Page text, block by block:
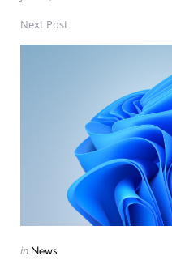
Next Post
Posted
in News